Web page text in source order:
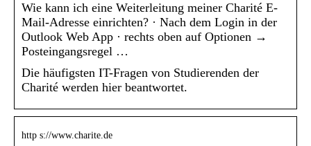
Wie kann ich eine Weiterleitung meiner Charité E-
Mail-Adresse einrichten? · Nach dem Login in der
Outlook Web App · rechts oben auf Optionen →
Posteingangsregel …
Die häufigsten IT-Fragen von Studierenden der
Charité werden hier beantwortet.
http s://www.charite.de